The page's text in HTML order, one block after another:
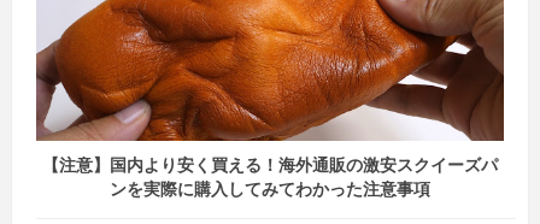
【注意】国内より安く買える！海外通販の激安スクイーズパ
ンを実際に購入してみてわかった注意事項